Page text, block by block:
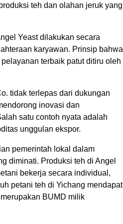
teh dan olahan jeruk yang
Yeast dilakukan secara
karyawan. Prinsip bahwa
terbaik patut ditiru oleh
tidak terlepas dari dukungan
inovasi dan
satu contoh nyata adalah
unggulan ekspor.
pemerintah lokal dalam
diminati. Produksi teh di Angel
bekerja secara individual,
petani teh di Yichang mendapat
BUMD milik